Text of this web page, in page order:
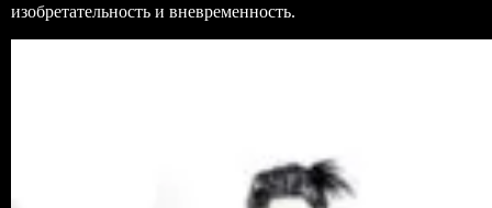
изобретательность и вневременность.